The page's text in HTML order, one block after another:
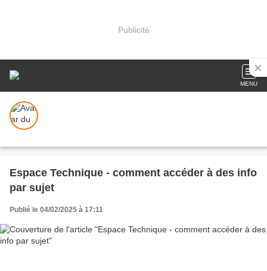
Publicité
MENU
Espace Technique - comment accéder à des info
par sujet
Publié le 04/02/2025 à 17:11